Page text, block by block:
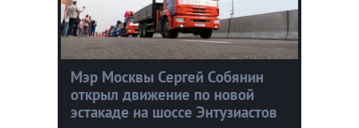
Мэр Москвы Сергей Собянин
открыл движение по новой
эстакаде на шоссе Энтузиастов